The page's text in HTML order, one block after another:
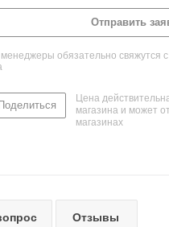
Отправить
обязательно свяжутся с
Поделиться
Цена
магазина и может
магазинах
Отзывы